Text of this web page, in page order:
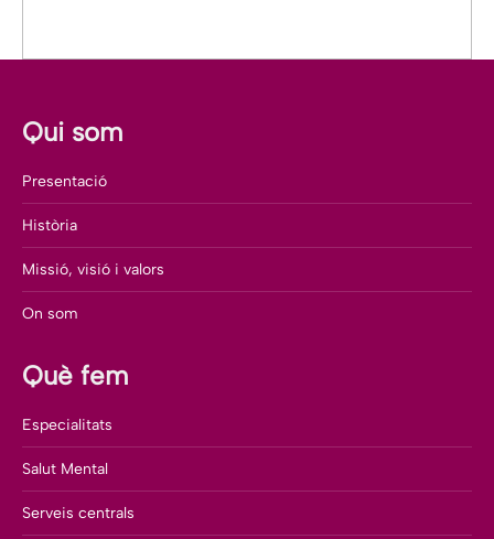
Qui som
Presentació
Història
Missió, visió i valors
On som
Què fem
Especialitats
Salut Mental
Serveis centrals